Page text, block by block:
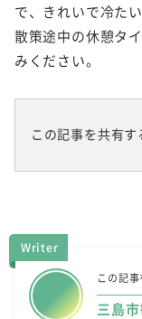
で、きれいで冷たい
散策途中の休憩タ
みください。
この記事を共有す
Writer
この記
三島